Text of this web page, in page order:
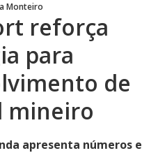
Monteiro
reforça
para
de
mineiro
apresenta números e